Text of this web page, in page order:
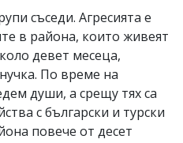
съседи. Агресията е
в района, които живеят
девет месеца,
По време на
души, а срещу тях са
с български и турски
повече от десет